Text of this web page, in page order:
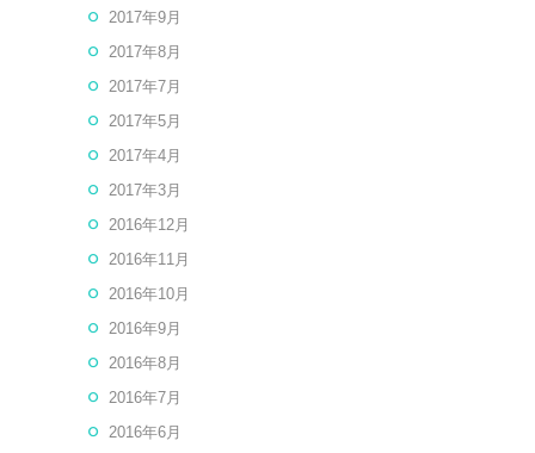
2017年9月
2017年8月
2017年7月
2017年5月
2017年4月
2017年3月
2016年12月
2016年11月
2016年10月
2016年9月
2016年8月
2016年7月
2016年6月